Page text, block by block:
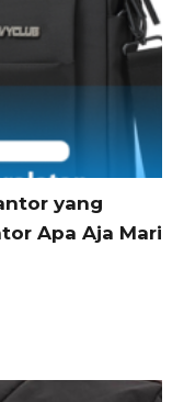
yang
Apa Aja Mari